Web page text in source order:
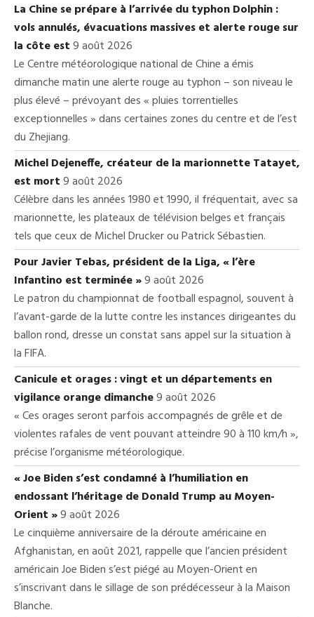
La Chine se prépare à l’arrivée du typhon Dolphin :
vols annulés, évacuations massives et alerte rouge sur
la côte est9 août 2026
Le Centre météorologique national de Chine a émis
dimanche matin une alerte rouge au typhon – son niveau le
plus élevé – prévoyant des « pluies torrentielles
exceptionnelles » dans certaines zones du centre et de l’est
du Zhejiang.
Michel Dejeneffe, créateur de la marionnette Tatayet,
est mort9 août 2026
Célèbre dans les années 1980 et 1990, il fréquentait, avec sa
marionnette, les plateaux de télévision belges et français
tels que ceux de Michel Drucker ou Patrick Sébastien.
Pour Javier Tebas, président de la Liga, « l’ère
Infantino est terminée »9 août 2026
Le patron du championnat de football espagnol, souvent à
l’avant-garde de la lutte contre les instances dirigeantes du
ballon rond, dresse un constat sans appel sur la situation à
la FIFA.
Canicule et orages : vingt et un départements en
vigilance orange dimanche9 août 2026
« Ces orages seront parfois accompagnés de grêle et de
violentes rafales de vent pouvant atteindre 90 à 110 km/h »,
précise l’organisme météorologique.
« Joe Biden s’est condamné à l’humiliation en
endossant l’héritage de Donald Trump au Moyen-
Orient »9 août 2026
Le cinquième anniversaire de la déroute américaine en
Afghanistan, en août 2021, rappelle que l’ancien président
américain Joe Biden s’est piégé au Moyen-Orient en
s’inscrivant dans le sillage de son prédécesseur à la Maison
Blanche.